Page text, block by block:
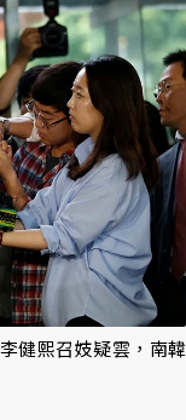
健熙召妓疑雲，南韓